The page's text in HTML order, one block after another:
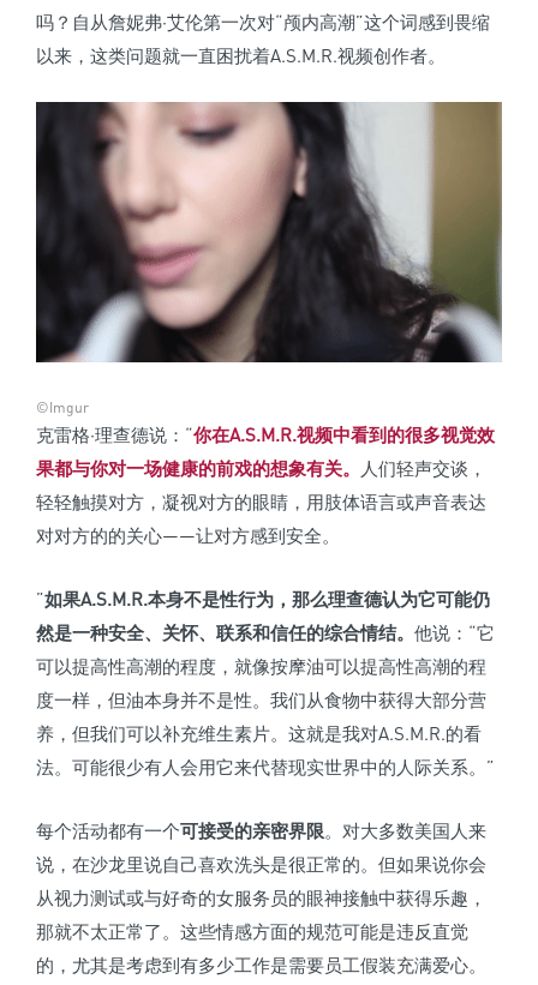
吗？自从詹妮弗·艾伦第一次对“颅内高潮”这个词感到畏缩
以来，这类问题就一直困扰着A.S.M.R.视频创作者。
©Imgur
克雷格·理查德说：“你在A.S.M.R.视频中看到的很多视觉效
果都与你对一场健康的前戏的想象有关。
人们轻声交谈，
轻轻触摸对方，凝视对方的眼睛，用肢体语言或声音表达
对对方的的关心——让对方感到安全。
”如果A.S.M.R.本身不是性行为，那么理查德认为它可能仍
然是一种安全、关怀、联系和信任的综合情结。 他说：“它
可以提高性高潮的程度，就像按摩油可以提高性高潮的程
度一样，但油本身并不是性。我们从食物中获得大部分营
养，但我们可以补充维生素片。这就是我对A.S.M.R.的看
法。可能很少有人会用它来代替现实世界中的人际关系。”
每个活动都有一个可接受的亲密界限 。对大多数美国人来
说，在沙龙里说自己喜欢洗头是很正常的。但如果说你会
从视力测试或与好奇的女服务员的眼神接触中获得乐趣，
那就不太正常了。这些情感方面的规范可能是违反直觉
的，尤其是考虑到有多少工作是需要员工假装充满爱心。